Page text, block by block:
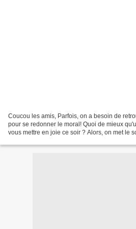
Coucou les amis, Parfois, on a besoin de
pour se redonner le moral! Quoi de mieux
vous mettre en joie ce soir ? Alors, on met le